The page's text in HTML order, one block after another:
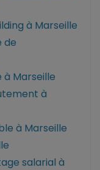
à Marseille
de
à Marseille
à
à Marseille
salarial à